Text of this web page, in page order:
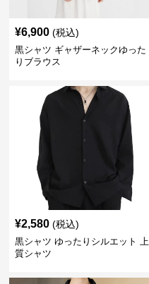
¥6,900 (税込)
黒シャツ ギャザーネックゆった
りブラウス
¥2,580 (税込)
黒シャツ ゆったりシルエット 上
質シャツ